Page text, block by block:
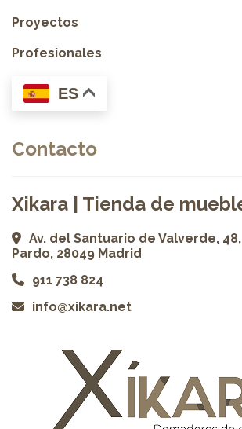
Proyectos
Profesionales
ES
Contacto
Xikara | Tienda de
Av. del Santuario de Valverde,
Pardo, 28049 Madrid
911 738 824
info@xikara.net